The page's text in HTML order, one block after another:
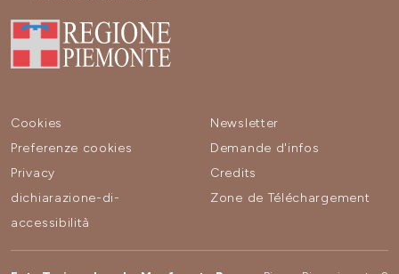
Cookies
Preferenze cookies
Privacy
dichiarazione-di-
accessibilità
Newsletter
Demande d'infos
Credits
Zone de Téléchargement